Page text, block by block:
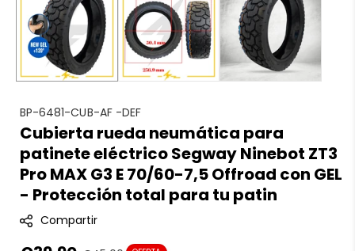
S
K
U
:
BP-6481-CUB-AF -DEF
Cubierta rueda neumática para
patinete eléctrico Segway Ninebot ZT3
Pro MAX G3 E 70/60-7,5 Offroad con GEL
- Protección total para tu patin
Compartir